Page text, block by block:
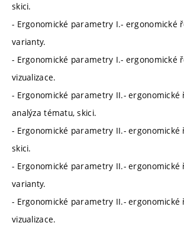
skici.
- Ergonomické parametry I.- ergonomické
varianty.
- Ergonomické parametry I.- ergonomické
vizualizace.
- Ergonomické parametry II.- ergonomické
analýza tématu, skici.
- Ergonomické parametry II.- ergonomické
skici.
- Ergonomické parametry II.- ergonomické
varianty.
- Ergonomické parametry II.- ergonomické
vizualizace.